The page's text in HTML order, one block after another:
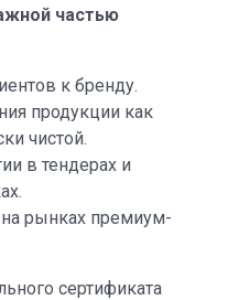
частью
к бренду.
продукции как
чистой.
в тендерах и
на рынках премиум-
сертификата